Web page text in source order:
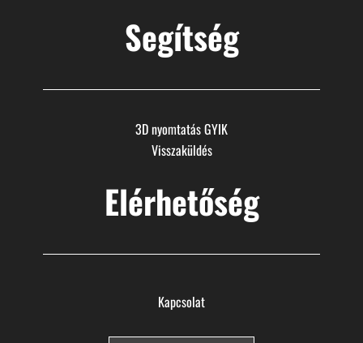
Segítség
3D nyomtatás GYIK
Visszaküldés
Elérhetőség
Kapcsolat